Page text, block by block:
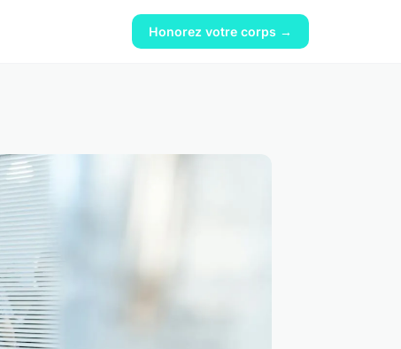
Honorez votre corps →